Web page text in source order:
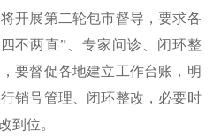
开展第二轮包市督导，要求各
不两直”、专家问诊、闭环整
要督促各地建立工作台账，明
销号管理、闭环整改，必要时
到位。